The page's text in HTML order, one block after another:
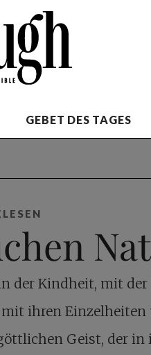
GEBET DES TAGES
der Kindheit, mit
ihren Einzelheiten
Geist, der in